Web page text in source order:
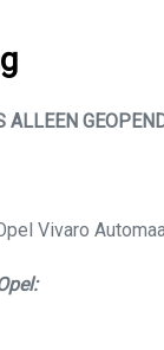
ALLEEN
Vivaro